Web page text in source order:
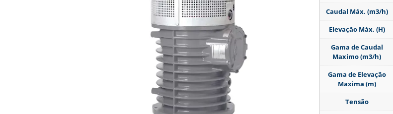
Caudal Máx. (m3/h)
Elevação Máx. (H)
Gama de Caudal
Maximo (m3/h)
Gama de Elevação
Maxima (m)
Tensão